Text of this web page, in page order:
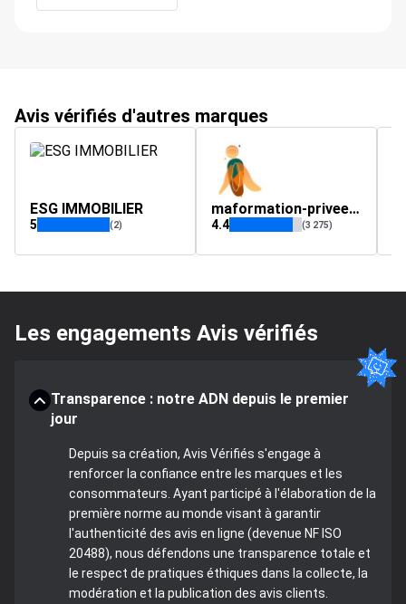
Avis vérifiés d'autres marques
ESG IMMOBILIER
5 (2)
maformation-privee.com
4.4 (3 275)
Les engagements Avis vérifiés
Transparence : notre ADN depuis le premier
jour
Depuis sa création, Avis Vérifiés s'engage à
renforcer la confiance entre les marques et les
consommateurs. Ayant participé à l'élaboration de la
première norme au monde visant à garantir
l'authenticité des avis en ligne (devenue NF ISO
20488), nous défendons une transparence totale et
le respect de pratiques éthiques dans la collecte, la
modération et la publication des avis clients.